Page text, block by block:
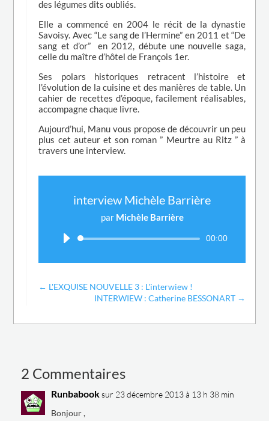
des légumes dits oubliés.
Elle a commencé en 2004 le récit de la dynastie
Savoisy. Avec “Le sang de l’Hermine” en 2011 et “De
sang et d’or” en 2012, débute une nouvelle saga,
celle du maître d’hôtel de François 1er.
Ses polars historiques retracent l’histoire et
l’évolution de la cuisine et des manières de table. Un
cahier de recettes d’époque, facilement réalisables,
accompagne chaque livre.
Aujourd’hui, Manu vous propose de découvrir un peu
plus cet auteur et son roman ” Meurtre au Ritz ” à
travers une interview.
interview Michèle Barrière
par Michèle Barrière
Lecteur
00:00
← L'EXQUISE NOUVELLE 3 : L'interwiew !
INTERWIEW : Catherine BESSONART →
2 Commentaires
Runbabook sur 23 décembre 2013 à 13 h 38 min
Bonjour ,